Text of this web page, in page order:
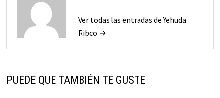
Ver todas las entradas de Yehuda
Ribco →
PUEDE QUE TAMBIÉN TE GUSTE